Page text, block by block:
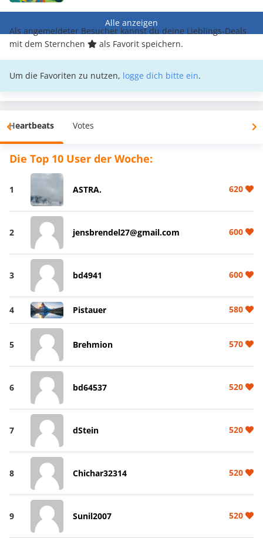
Alle anzeigen
Als angemeldeter Besucher kannst du deine Lieblings-Deals
mit dem Sternchen
als Favorit speichern.
Um die Favoriten zu nutzen, logge dich bitte ein.
Heartbeats Votes
Die Top 10 User der Woche:
1 ASTRA. 620
2 jensbrendel27@gmail.com 600
3 bd4941 600
4 Pistauer 580
5 Brehmion 570
6 bd64537 520
7 dStein 520
8 Chichar32314 520
9 Sunil2007 520